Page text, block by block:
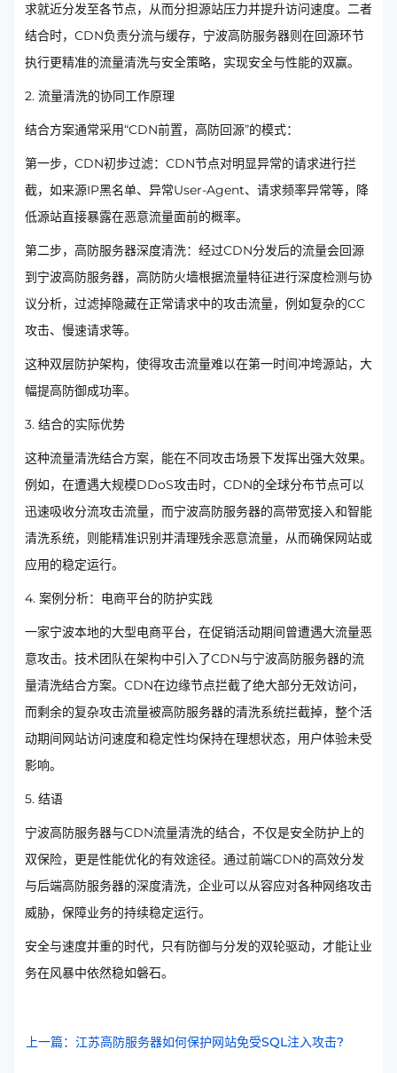
求就近分发至各节点，从而分担源站压力并提升访问速度。二者
结合时，CDN负责分流与缓存，宁波高防服务器则在回源环节
执行更精准的流量清洗与安全策略，实现安全与性能的双赢。
2. 流量清洗的协同工作原理
结合方案通常采用“CDN前置，高防回源”的模式：
第一步，CDN初步过滤：CDN节点对明显异常的请求进行拦
截，如来源IP黑名单、异常User-Agent、请求频率异常等，降
低源站直接暴露在恶意流量面前的概率。
第二步，高防服务器深度清洗：经过CDN分发后的流量会回源
到宁波高防服务器，高防防火墙根据流量特征进行深度检测与协
议分析，过滤掉隐藏在正常请求中的攻击流量，例如复杂的CC
攻击、慢速请求等。
这种双层防护架构，使得攻击流量难以在第一时间冲垮源站，大
幅提高防御成功率。
3. 结合的实际优势
这种流量清洗结合方案，能在不同攻击场景下发挥出强大效果。
例如，在遭遇大规模DDoS攻击时，CDN的全球分布节点可以
迅速吸收分流攻击流量，而宁波高防服务器的高带宽接入和智能
清洗系统，则能精准识别并清理残余恶意流量，从而确保网站或
应用的稳定运行。
4. 案例分析：电商平台的防护实践
一家宁波本地的大型电商平台，在促销活动期间曾遭遇大流量恶
意攻击。技术团队在架构中引入了CDN与宁波高防服务器的流
量清洗结合方案。CDN在边缘节点拦截了绝大部分无效访问，
而剩余的复杂攻击流量被高防服务器的清洗系统拦截掉，整个活
动期间网站访问速度和稳定性均保持在理想状态，用户体验未受
影响。
5. 结语
宁波高防服务器与CDN流量清洗的结合，不仅是安全防护上的
双保险，更是性能优化的有效途径。通过前端CDN的高效分发
与后端高防服务器的深度清洗，企业可以从容应对各种网络攻击
威胁，保障业务的持续稳定运行。
安全与速度并重的时代，只有防御与分发的双轮驱动，才能让业
务在风暴中依然稳如磐石。
上一篇：江苏高防服务器如何保护网站免受SQL注入攻击?